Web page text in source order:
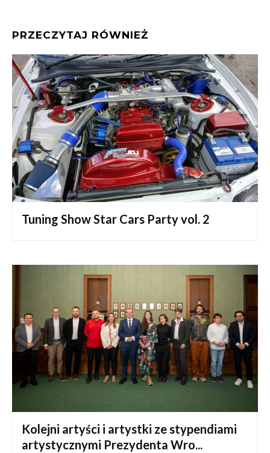
PRZECZYTAJ RÓWNIEŻ
Tuning Show Star Cars Party vol. 2
Kolejni artyści i artystki ze stypendiami
artystycznymi Prezydenta Wro...